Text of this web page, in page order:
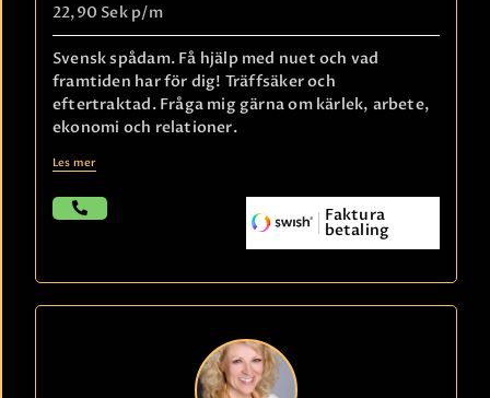
22,90 Sek p/m
Svensk spådam. Få hjälp med nuet och vad
framtiden har för dig! Träffsäker och
eftertraktad. Fråga mig gärna om kärlek, arbete,
ekonomi och relationer.
Les mer
Faktura
betaling